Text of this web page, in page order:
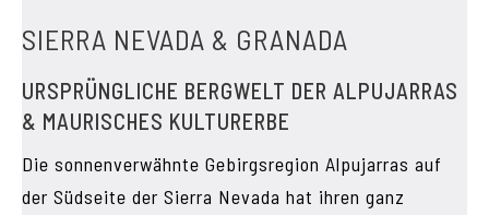
SIERRA NEVADA & GRANADA
URSPRÜNGLICHE BERGWELT DER ALPUJARRAS
& MAURISCHES KULTURERBE
Die sonnenverwähnte Gebirgsregion Alpujarras auf
der Südseite der Sierra Nevada hat ihren ganz